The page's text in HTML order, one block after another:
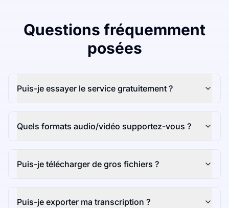
Questions fréquemment
posées
Puis-je essayer le service gratuitement ?
Quels formats audio/vidéo supportez-vous ?
Puis-je télécharger de gros fichiers ?
Puis-je exporter ma transcription ?